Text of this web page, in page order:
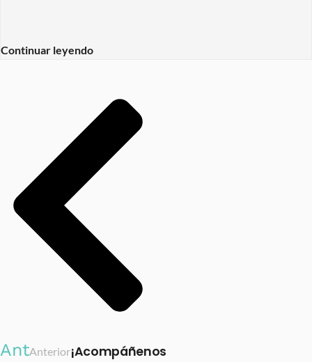
Continuar leyendo
AntAnterior¡Acompáñenos